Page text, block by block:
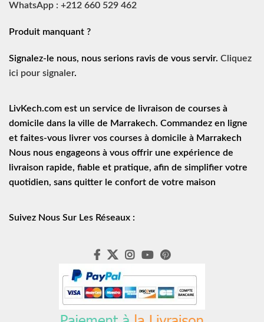
WhatsApp : +212 660 529 462
Produit manquant ?
Signalez-le nous, nous serions ravis de vous servir. Cliquez
ici pour signaler.
LivKech.com est un service de
livraison de courses à
domicile dans la ville de Marrakech. Commandez en ligne
et faites-vous livrer vos courses à domicile à Marrakech
Nous nous engageons à vous offrir une expérience de
livraison rapide, fiable et pratique, afin de simplifier votre
quotidien, sans quitter le confort de votre maison
Suivez Nous Sur Les Réseaux :